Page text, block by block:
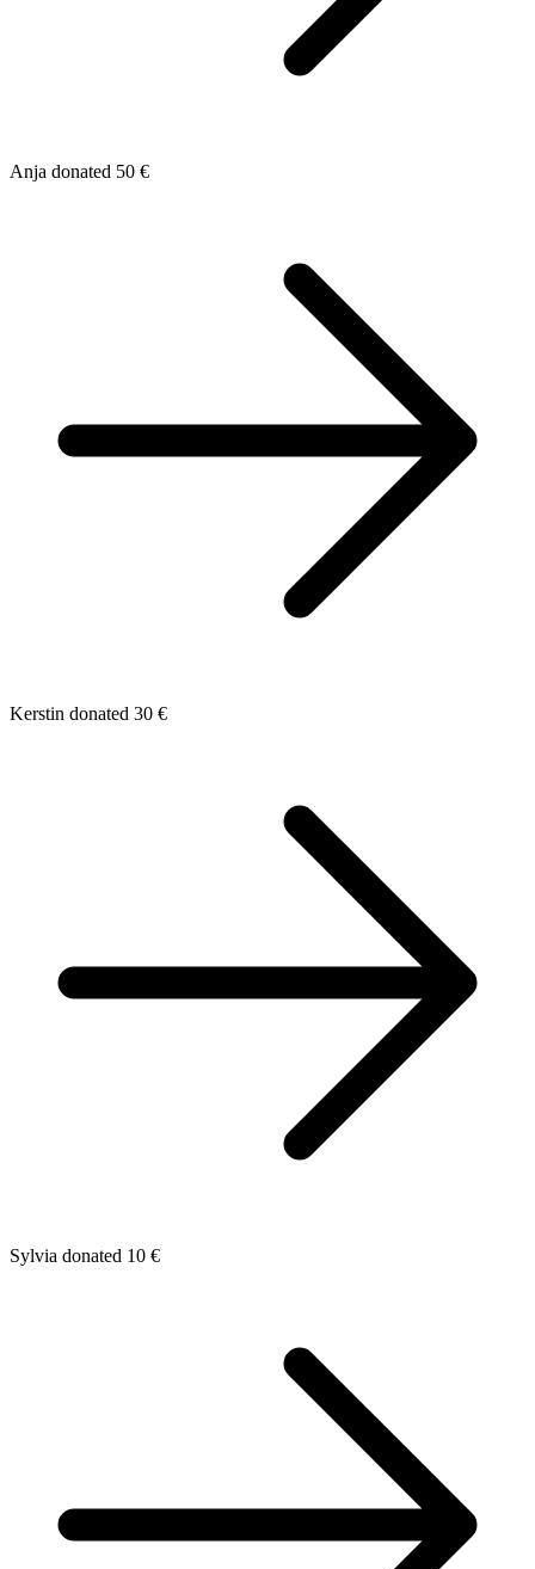
Anja donated 50 €
Kerstin donated 30 €
Sylvia donated 10 €